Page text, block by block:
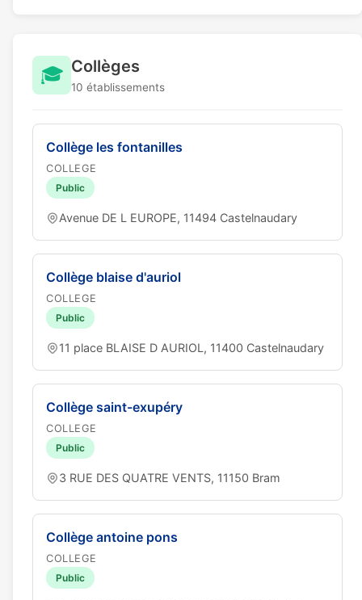
🎓 Collèges
10 établissements
Collège les fontanilles
COLLEGE
Public
Avenue DE L EUROPE, 11494 Castelnaudary
Collège blaise d'auriol
COLLEGE
Public
11 place BLAISE D AURIOL, 11400 Castelnaudary
Collège saint-exupéry
COLLEGE
Public
3 RUE DES QUATRE VENTS, 11150 Bram
Collège antoine pons
COLLEGE
Public